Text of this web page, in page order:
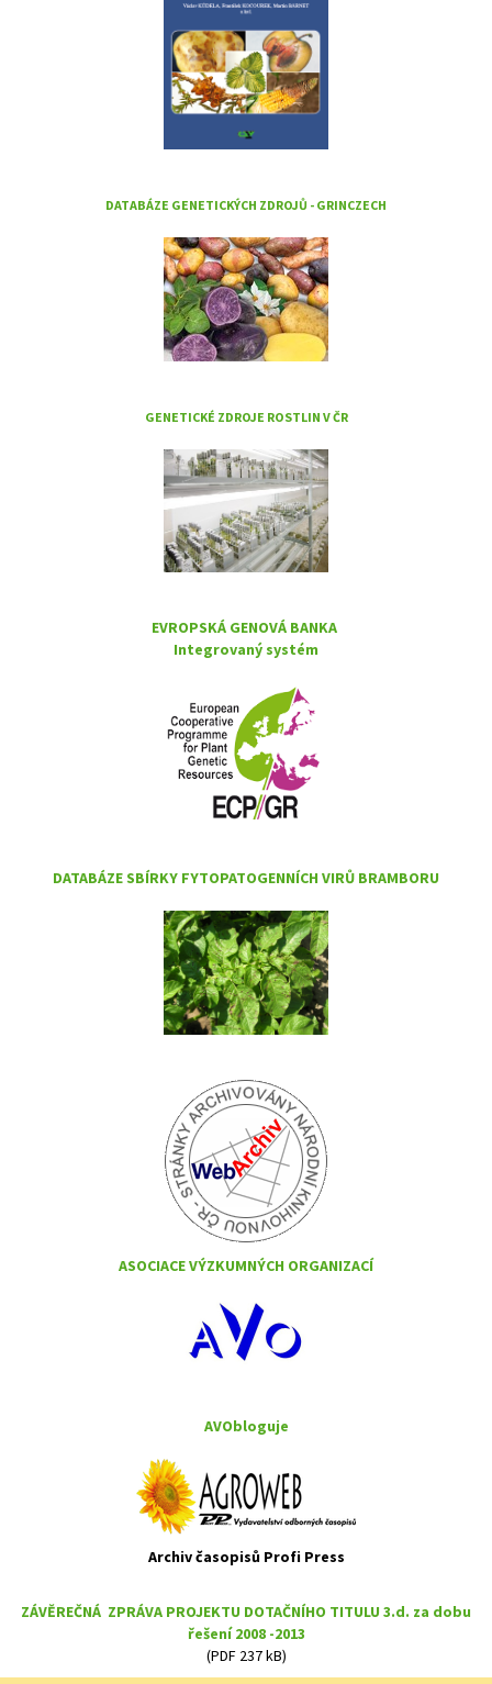
DATABÁZE GENETICKÝCH ZDROJŮ - GRINCZECH
GENETICKÉ ZDROJE ROSTLIN V ČR
EVROPSKÁ GENOVÁ BANKA
Integrovaný systém
DATABÁZE SBÍRKY FYTOPATOGENNÍCH VIRŮ BRAMBORU
ASOCIACE VÝZKUMNÝCH ORGANIZACÍ
AVObloguje
Archiv časopisů Profi Press
ZÁVĚREČNÁ ZPRÁVA PROJEKTU DOTAČNÍHO TITULU 3.d. za dobu
řešení 2008 -2013
(PDF 237 kB)